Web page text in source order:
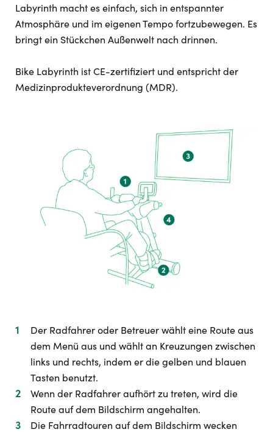
Labyrinth macht es einfach, sich in entspannter
Atmosphäre und im eigenen Tempo fortzubewegen. Es
bringt ein Stückchen Außenwelt nach drinnen.
Bike Labyrinth ist CE-zertifiziert und entspricht der
Medizinprodukteverordnung (MDR).
Der Radfahrer oder Betreuer wählt eine Route aus
dem Menü aus und wählt an Kreuzungen zwischen
links und rechts, indem er die gelben und blauen
Tasten benutzt.
Wenn der Radfahrer aufhört zu treten, wird die
Route auf dem Bildschirm angehalten.
Die Fahrradtouren auf dem Bildschirm wecken